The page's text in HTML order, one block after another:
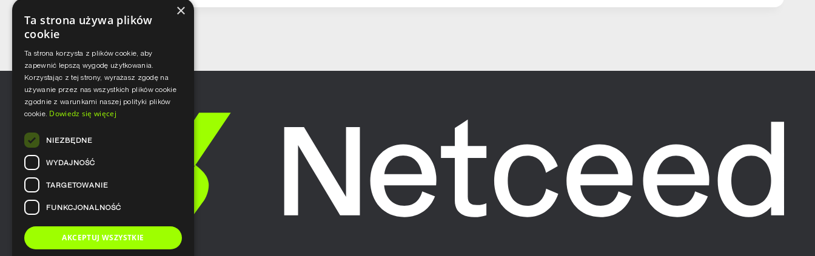
×
Ta strona używa plików
cookie
Ta strona korzysta z plików cookie, aby
zapewnić lepszą wygodę użytkowania.
Korzystając z tej strony, wyrażasz zgodę na
używanie przez nas wszystkich plików cookie
zgodnie z warunkami naszej polityki plików
cookie. Dowiedz się więcej
NIEZBĘDNE
WYDAJNOŚĆ
TARGETOWANIE
FUNKCJONALNOŚĆ
AKCEPTUJ WSZYSTKIE